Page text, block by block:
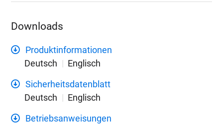
Downloads
Produktinformationen
Deutsch
Englisch
Sicherheitsdatenblatt
Deutsch
Englisch
Betriebsanweisungen